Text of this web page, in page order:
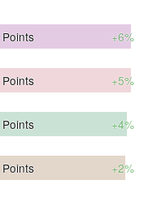
Points +6%
Points +5%
Points +4%
Points +2%